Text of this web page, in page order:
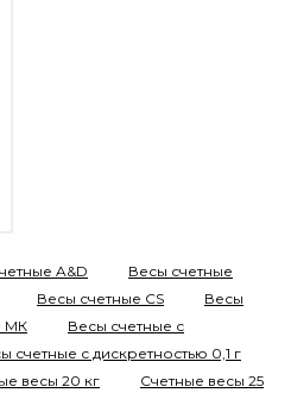
A&D
Весы счетные
Весы счетные CS
Весы
МК
Весы счетные с
счетные с дискретностью 0,1 г
весы 20 кг
Счетные весы 25